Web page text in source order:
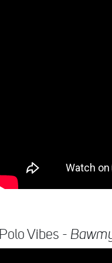
Polo Vibes -